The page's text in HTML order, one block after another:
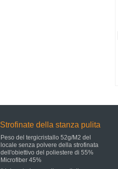
Strofinate della stanza pulita
Peso del tergicristallo 52g/M2 del
locale senza polvere della strofinata
dell'obiettivo del poliestere di 55%
Microfiber 45%